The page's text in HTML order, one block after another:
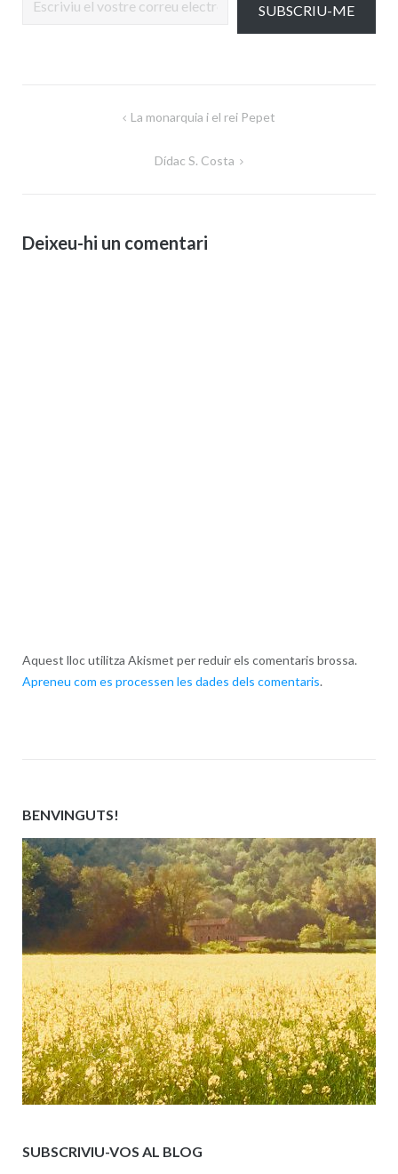
SUBSCRIU-ME
La monarquia i el rei Pepet
Dídac S. Costa
Deixeu-hi un comentari
Aquest lloc utilitza Akismet per reduir els comentaris brossa.
Apreneu com es processen les dades dels comentaris.
BENVINGUTS!
SUBSCRIVIU-VOS AL BLOG